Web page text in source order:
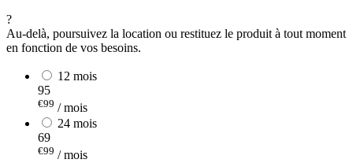
?
Au-delà, poursuivez la location ou restituez le produit à tout moment
en fonction de vos besoins.
12 mois
95
€99 / mois
24 mois
69
€99 / mois